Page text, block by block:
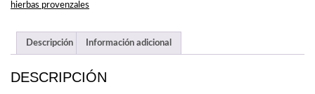
hierbas provenzales
Descripción Información adicional
DESCRIPCIÓN